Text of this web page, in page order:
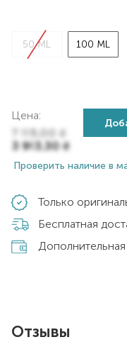
50 ML 100 ML
Цена:
7 115,00
3 913,30₴
Проверить наличие в
Только
Бесплатная
Отзывы